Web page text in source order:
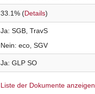
33.1% (Details)
Ja SGB TravS
Nein eco SGV
Ja GLP SO
Liste der Dokumente anzeigen